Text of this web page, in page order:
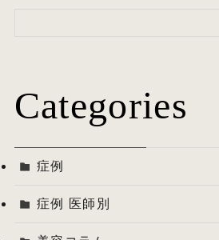
Categories
症例
症例 医師別